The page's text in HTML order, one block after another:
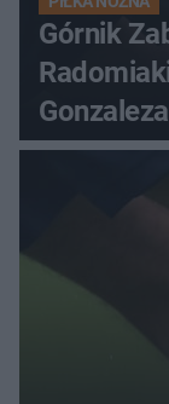
Górnik
Gonzaleza